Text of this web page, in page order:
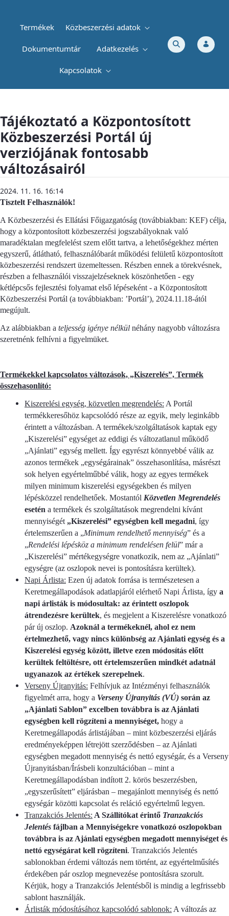
Termékek Közbeszerzési adatok
Dokumentumtár Adatkezelés
Kapcsolatok
Tájékoztató a Központosított
Közbeszerzési Portál új
verziójának fontosabb
változásairól
2024. 11. 16. 16:14
Tisztelt Felhasználók!
A Közbeszerzési és Ellátási Főigazgatóság (továbbiakban: KEF) célja,
hogy a központosított közbeszerzési jogszabályoknak való
maradéktalan megfelelést szem előtt tartva, a lehetőségekhez mérten
egyszerű, átlátható, felhasználóbarát működési felületű központosított
közbeszerzési rendszert üzemeltessen. Részben ennek a törekvésnek,
részben a felhasználói visszajelzéseknek köszönhetően - egy
kétlépcsős fejlesztési folyamat első lépéseként - a Központosított
Közbeszerzési Portál (a továbbiakban: ’Portál’), 2024.11.18-ától
megújult.
Az alábbiakban a teljesség igénye nélkül néhány nagyobb változásra
szeretnénk felhívni a figyelmüket.
Termékekkel kapcsolatos változások, „Kiszerelés”, Termék
összehasonlító:
Kiszerelési egység, közvetlen megrendelés: A Portál
termékkeresőhöz kapcsolódó része az egyik, mely leginkább
érintett a változásban. A termékek/szolgáltatások kaptak egy
„Kiszerelési” egységet az eddigi és változatlanul működő
„Ajánlati” egység mellett. Így egyrészt könnyebbé válik az
azonos termékek „egységárainak” összehasonlítása, másrészt
sok helyen egyértelműbbé válik, hogy az egyes termékek
milyen minimum kiszerelési egységekben és milyen
lépésközzel rendelhetőek. Mostantól Közvetlen Megrendelés
esetén a termékek és szolgáltatások megrendelni kívánt
mennyiségét „Kiszerelési” egységben kell megadni, így
értelemszerűen a „Minimum rendelhető mennyiség” és a
„Rendelési lépésköz a minimum rendelésen felül” már a
„Kiszerelési” mértékegységre vonatkozik, nem az „Ajánlati”
egységre (az oszlopok nevei is pontosításra kerültek).
Napi Árlista: Ezen új adatok forrása is természetesen a
Keretmegállapodások adatlapjáról elérhető Napi Árlista, így a
napi árlisták is módosultak: az érintett oszlopok
átrendezésre kerültek, és megjelent a Kiszerelésre vonatkozó
pár új oszlop. Azoknál a termékeknél, ahol ez nem
értelmezhető, vagy nincs különbség az Ajánlati egység és a
Kiszerelési egység között, illetve ezen módosítás előtt
kerültek feltöltésre, ott értelemszerűen mindkét adatnál
ugyanazok az értékek szerepelnek.
Verseny Újranyitás: Felhívjuk az Intézményi felhasználók
figyelmét arra, hogy a Verseny Újranyitás (VÚ) során az
„Ajánlati Sablon” excelben továbbra is az Ajánlati
egységben kell rögzíteni a mennyiséget, hogy a
Keretmegállapodás árlistájában – mint közbeszerzési eljárás
eredményeképpen létrejött szerződésben – az Ajánlati
egységben megadott mennyiség és nettó egységár, és a Verseny
Újranyitásban/Írásbeli konzultációban – mint a
Keretmegállapodásban indított 2. körös beszerzésben,
„egyszerűsített” eljárásban – megajánlott mennyiség és nettó
egységár közötti kapcsolat és reláció egyértelmű legyen.
Tranzakciós Jelentés: A Szállítókat érintő Tranzakciós
Jelentés fájlban a Mennyiségekre vonatkozó oszlopokban
továbbra is az Ajánlati egységben megadott mennyiséget és
nettó egységárat kell rögzíteni. Tranzakciós Jelentés
sablonokban érdemi változás nem történt, az egyértelműsítés
érdekében pár oszlop megnevezése pontosításra szorult.
Kérjük, hogy a Tranzakciós Jelentésből is mindig a legfrissebb
sablont használják.
Árlisták módosításához kapcsolódó sablonok: A változás az